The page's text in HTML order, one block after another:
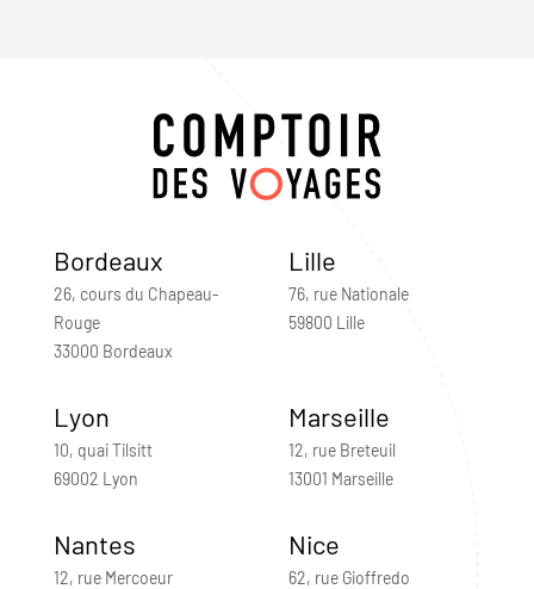
Bordeaux
26, cours du Chapeau-
Rouge
33000 Bordeaux
Lille
76, rue Nationale
59800 Lille
Lyon
10, quai Tilsitt
69002 Lyon
Marseille
12, rue Breteuil
13001 Marseille
Nantes
12, rue Mercoeur
Nice
62, rue Gioffredo